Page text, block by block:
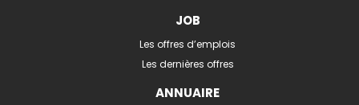
JOB
Les offres d’emplois
Les dernières offres
ANNUAIRE